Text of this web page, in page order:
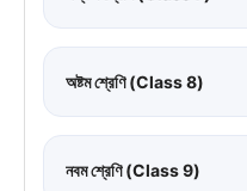
অষ্টম শ্রেণি (Class 8)
নবম শ্রেণি (Class 9)